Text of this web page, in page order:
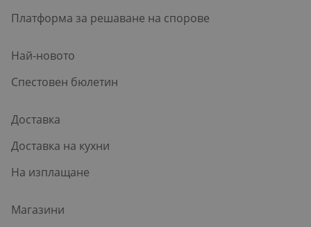
Платформа за решаване на спорове
Най-новото
Спестовен бюлетин
Доставка
Доставка на кухни
На изплащане
Магазини